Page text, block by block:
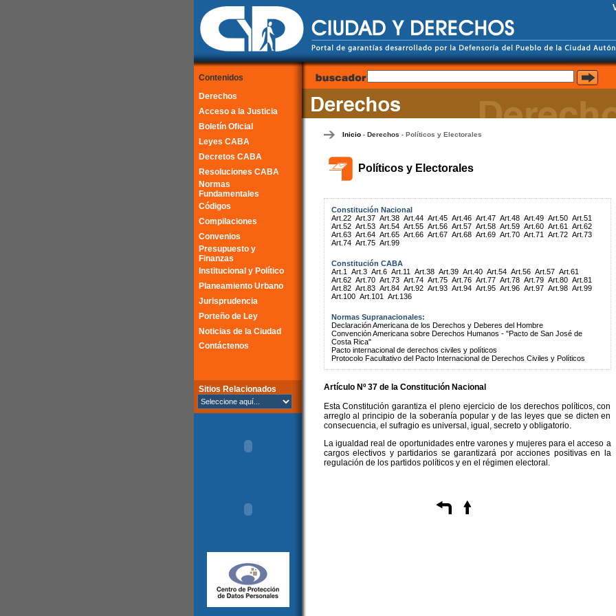
Contenidos
Derechos
Acceso a la Justicia
Boletín Oficial
Leyes CABA
Decretos CABA
Resoluciones CABA
Normas
Fundamentales
Códigos
Compilaciones
Convenios
Presupuesto y
Finanzas
Institucional y Político
Planeamiento Urbano
Jurisprudencia
Porteño de Ley
Noticias de la Ciudad
Contáctenos
Sitios Relacionados
Inicio- Derechos - Políticos y Electorales
Políticos y Electorales
Constitución Nacional
Art.22 Art.37 Art.38 Art.44 Art.45 Art.46 Art.47 Art.48 Art.49 Art.50 Art.51
Art.52 Art.53 Art.54 Art.55 Art.56 Art.57 Art.58 Art.59 Art.60 Art.61
Art.62
Art.63 Art.64 Art.65 Art.66 Art.67 Art.68 Art.69 Art.70 Art.71 Art.72 Art.73
Art.74 Art.75 Art.99
Constitución CABA
Art.1
Art.3 Art.6 Art.11 Art.38 Art.39 Art.40 Art.54 Art.56 Art.57 Art.61
Art.62 Art.70 Art.73 Art.74 Art.75 Art.76 Art.77 Art.78 Art.79 Art.80 Art.81
Art.82 Art.83 Art.84 Art.92 Art.93 Art.94 Art.95 Art.96 Art.97 Art.98 Art.99
Art.100 Art.101 Art.136
Normas Supranacionales:
Declaración Americana de los Derechos y Deberes del Hombre
Convención Americana sobre Derechos Humanos - "Pacto de San José de
Costa Rica"
Pacto internacional de derechos civiles y políticos
Protocolo Facultativo del Pacto Internacional de Derechos Civiles y Políticos
Artículo Nº 37 de la Constitución Nacional
Esta Constitución garantiza el pleno ejercicio de los derechos políticos, con
arreglo al principio de la soberanía popular y de las leyes que se dicten en
consecuencia, el sufragio es universal, igual, secreto y obligatorio.
La igualdad real de oportunidades entre varones y mujeres para el acceso a
cargos electivos y partidarios se garantizará por acciones positivas en la
regulación de los partidos políticos y en el régimen electoral.